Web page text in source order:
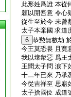
此形姓爲誰 本從
願以開吾意 令心
從生至於今 未曾
太子本棄國 求道
6 恭懃無數劫
今王莫恐畏 且寛
我以壞衆惡 爲王
王聞太子問 涙下
十二年已來 乃承
今從吉祥至 思寤
太子捨國位 成道